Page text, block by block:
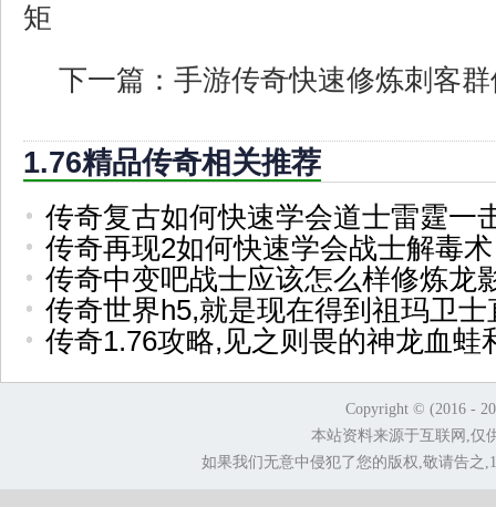
矩
下一篇： 手游传奇快速修炼刺客
1.76精品传奇相关推荐
传奇复古如何快速学会道士雷霆一
传奇再现2如何快速学会战士解毒术
传奇中变吧战士应该怎么样修炼龙
传奇世界h5,就是现在得到祖玛卫士
传奇1.76攻略,见之则畏的神龙血蛙
Copyright © (2016 -
本站资料来源于互联网,仅
如果我们无意中侵犯了您的版权,敬请告之